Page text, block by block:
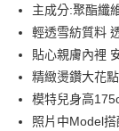
上海商業儲蓄銀
國泰世華商業銀
臺灣中小企業銀
匯豐（台灣）商業
聯邦商業銀行
元大商業銀行
玉山商業銀行
LINE Pay
Apple Pay
街口支付
主成分:聚酯纖
輕透雪紡質料
貼心親膚內裡
精緻燙鑽大花
模特兒身高
照片中Model